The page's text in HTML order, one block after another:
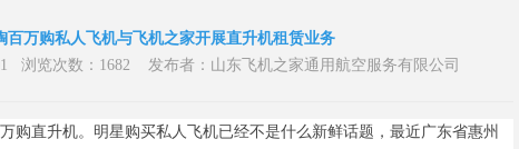
百万购私人飞机与飞机之家开展直升机租赁业务
浏览次数：1682 发布者：山东飞机之家通用航空服务有限公司
购直升机。明星购买私人飞机已经不是什么新鲜话题，最近广东省惠州